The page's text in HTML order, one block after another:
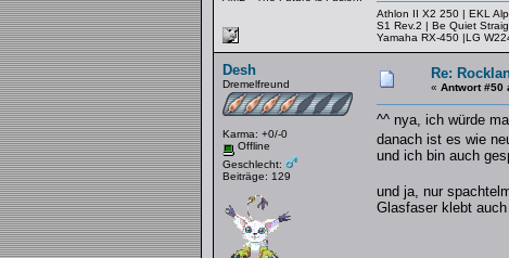
Athlon II X2 250 | EKL
S1 Rev.2 | Be Quiet
Yamaha RX-450 |LG
Desh
Dremelfreund
Karma: +0/-0
Offline
Geschlecht:
Beiträge: 129
Re:
« Antwort #50
^^ nya, ich würde
danach ist es wie
und ich bin auch
und ja, nur
Glasfaser klebt